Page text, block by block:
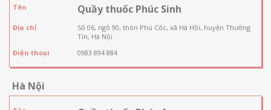
Tên Quầy thuốc Phúc Sinh
Địa chỉ
Số 06, ngõ 90, thôn Phú Cốc, xã Hà Hồi, huyện Thường
Tín, Hà Nội
Điện thoại
0983 894 884
Hà Nội